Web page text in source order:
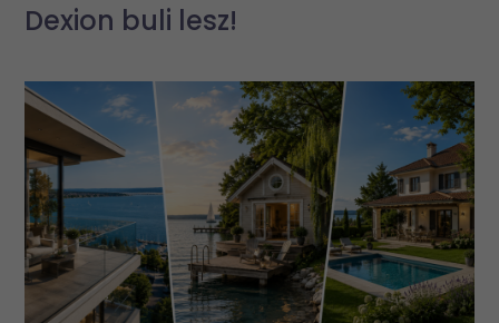
Dexion buli lesz!